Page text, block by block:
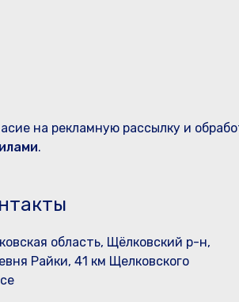
на рекламную рассылку и
.
область, Щёлковский р-н,
Райки, 41 км Щелковского